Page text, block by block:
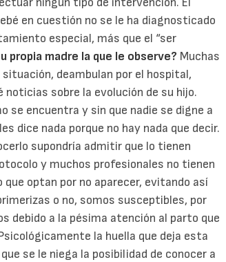
en cuestión no se le ha diagnosticado
especial, más que el “ser
propia madre la que le observe? Muchas
deambulan por el hospital,
noticias sobre la evolución de su hijo.
se encuentra y sin que nadie se digne a
dice nada porque no hay nada que decir.
supondría admitir que lo tienen
y muchos profesionales no tienen
optan por no aparecer, evitando así
o no, somos susceptibles, por
debido a la pésima atención al parto que
la huella que deja esta
se le niega la posibilidad de conocer a